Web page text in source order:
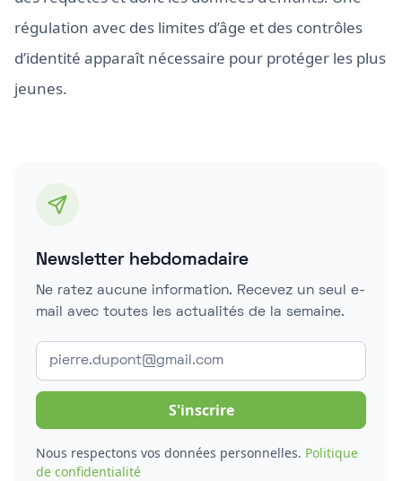
régulation avec des limites d’âge et des contrôles
d’identité apparaît nécessaire pour protéger les plus
jeunes.
Newsletter hebdomadaire
Ne ratez aucune information. Recevez un seul e-
mail avec toutes les actualités de la semaine.
Nous respectons vos données personnelles. Politique
de confidentialité